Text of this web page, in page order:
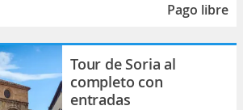
Pago libre
Tour de Soria al
completo con
entradas